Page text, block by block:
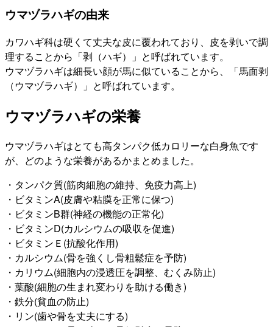
ウマヅラハギの由来
カワハギ科は硬くて丈夫な皮に覆われており、皮を剥いで調
理することから「剥（ハギ）」と呼ばれています。
ウマヅラハギは細長い顔が馬に似ていることから、「馬面剥
（ウマヅラハギ）」と呼ばれています。
ウマヅラハギの栄養
ウマヅラハギはとても高タンパク低カロリーな白身魚です
が、どのような栄養があるかまとめました。
・タンパク質(筋肉細胞の維持、免疫力高上)
・ビタミンA(皮膚や粘膜を正常に保つ)
・ビタミンB群(神経の機能の正常化)
・ビタミンD(カルシウムの吸収を促進)
・ビタミンＥ(抗酸化作用)
・カルシウム(骨を強くし骨粗鬆症を予防)
・カリウム(細胞内の浸透圧を調整、むくみ防止)
・葉酸(細胞の生まれ変わりを助ける働き)
・鉄分(貧血の防止)
・リン(歯や骨を丈夫にする)